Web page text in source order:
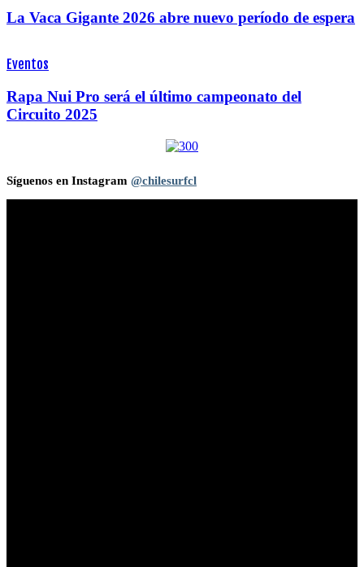
La Vaca Gigante 2026 abre nuevo período de espera
Eventos
Rapa Nui Pro será el último campeonato del
Circuito 2025
Síguenos en Instagram @chilesurfcl